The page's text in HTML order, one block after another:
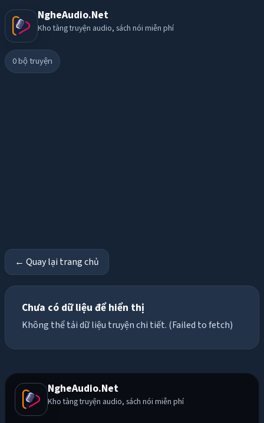
NgheAudio.Net
Kho tàng truyện audio, sách nói miễn phí
0bộ truyện
← Quay lại trang chủ
Chưa có dữ liệu để hiển thị
Không thể tải dữ liệu truyện chi tiết. (Failed to fetch)
NgheAudio.Net
Kho tàng truyện audio, sách nói miễn phí